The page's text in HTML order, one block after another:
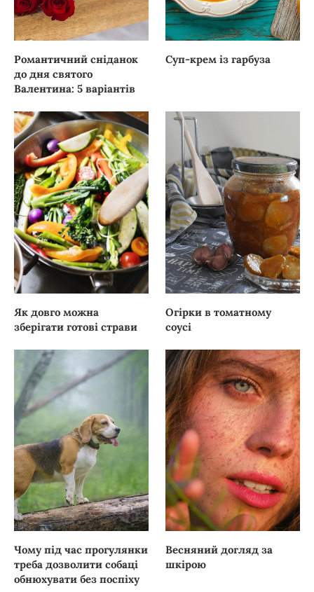
Романтичний сніданок
до дня святого
Валентина: 5 варіантів
Суп-крем із гарбуза
Як довго можна
зберігати готові страви
Огірки в томатному
соусі
Чому під час прогулянки
треба дозволити собаці
обнюхувати без поспіху
Весняний догляд за
шкірою